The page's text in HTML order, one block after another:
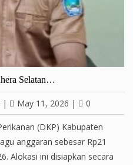
Selatan…
| May 11, 2026 | 0
(DKP) Kabupaten
anggaran sebesar Rp21
Alokasi ini disiapkan secara